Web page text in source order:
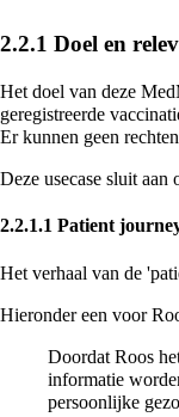
2.2.1 Doel en
Het doel van deze
geregistreerde
Er kunnen geen
Deze usecase sluit aan
2.2.1.1 Patient
Het verhaal van de
Hieronder een voor
Doordat Roos
informatie
persoonlijke